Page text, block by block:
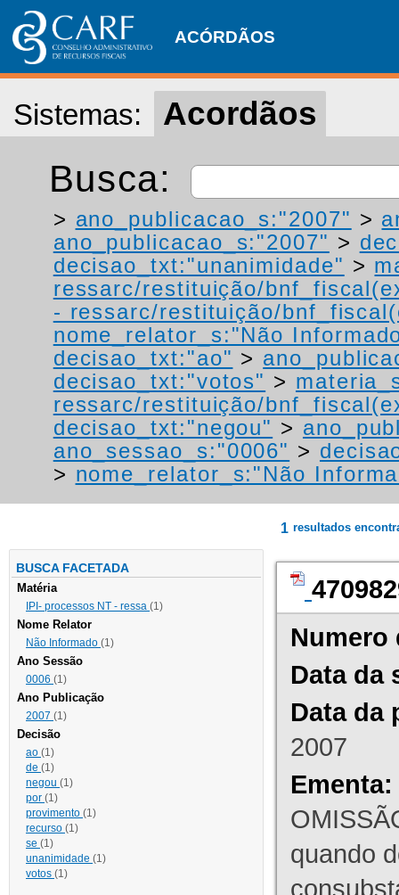
ACÓRDÃOS
Sistemas: Acordãos
Busca:
> ano_publicacao_s:"2007" >
ano_publicacao_s:"2007" >
decisao_txt:"unanimidade" >
ressarc/restituição/
- ressarc/restituição/
nome_relator_s:"Não
decisao_txt:"ao" >
decisao_txt:"votos" >
ressarc/restituição/
decisao_txt:"negou" >
ano_sessao_s:"0006" >
> nome_relator_s:"Não
BUSCA FACETADA
Matéria
IPI- processos NT - ressa (1)
Nome Relator
Não Informado (1)
Ano Sessão
0006 (1)
Ano Publicação
2007 (1)
Decisão
ao (1)
de (1)
negou (1)
por (1)
provimento (1)
recurso (1)
se (1)
unanimidade (1)
votos (1)
1 resultados
Numero
Data da
Data da
2007
Ementa:
quando